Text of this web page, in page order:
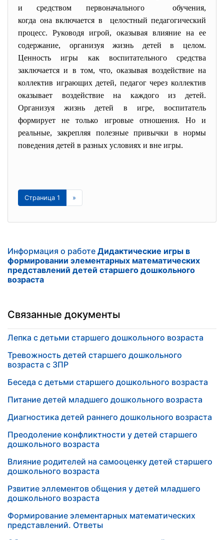
и средством первоначального обучения,
когда она включается в целостный педагогический
процесс. Руководя игрой, оказывая влияние на ее
содержание, организуя жизнь детей в целом.
Ценность игры как воспитательного средства
заключается и в том, что, оказывая воздействие на
коллектив играющих детей, педагог через коллектив
оказывает воздействие на каждого из детей.
Организуя жизнь детей в игре, воспитатель
формирует не только игровые отношения. Но и
реальные, закрепляя полезные привычки в нормы
поведения детей в разных условиях и вне игры.
Страница 1 »
Информация о работе Дидактические игры в
формировании элементарных математических
представлений детей старшего дошкольного
возраста
Связанные документы
Лепка с детьми старшего дошкольного возраста
Тревожность детей старшего дошкольного
возраста с ЗПР
Беседа с детьми старшего дошкольного возраста
Питание детей младшего дошкольного возраста
Диагностика детей раннего дошкольного возраста
Преодоление конфликтности у детей старшего
дошкольного возраста
Влияние родителей на самооценку детей старшего
дошкольного возраста
Рзвитие эллементов общения у детей младшего
дошкольного возраста
Формирование элементарных математических
представлений. Ответы